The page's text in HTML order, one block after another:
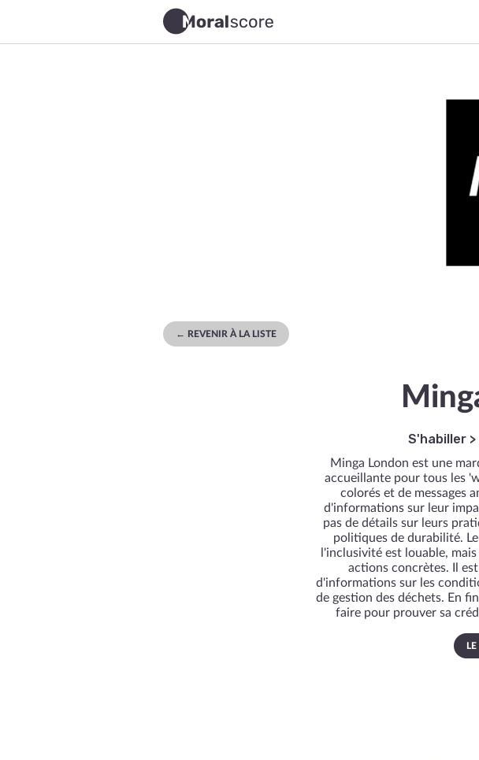
← REVENIR À LA LISTE
S'habiller >
Minga London est une
accueillante pour tous les
colorés et de messages
d'informations sur leur
pas de détails sur leurs
politiques de durabilité.
l'inclusivité est louable,
actions concrètes. Il
d'informations sur les
de gestion des déchets. En
faire pour prouver sa